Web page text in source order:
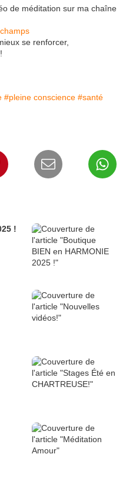
de méditation sur ma chaîne
se renforcer,
#pleine conscience #santé
!